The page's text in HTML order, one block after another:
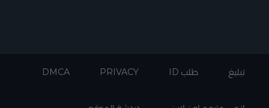
تبليغ طلب ID PRIVACY
DMCA